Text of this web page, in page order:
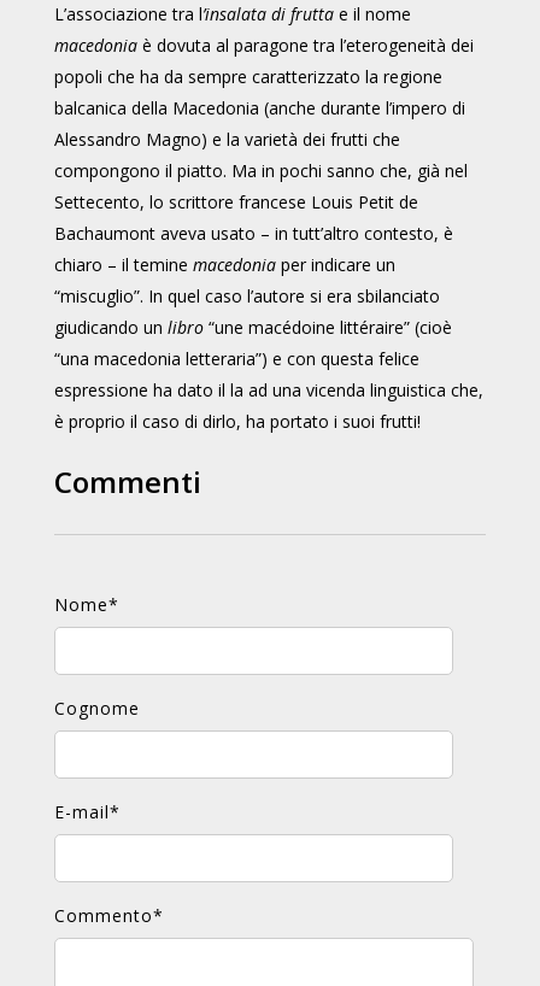
L’associazione tra l’insalata di fruttae il nome
macedoniaè dovuta al paragone tra l’eterogeneità dei
popoli che ha da sempre caratterizzato la regione
balcanica della Macedonia (anche durante l’impero di
Alessandro Magno) e la varietà dei frutti che
compongono il piatto. Ma in pochi sanno che, già nel
Settecento, lo scrittore francese Louis Petit de
Bachaumont aveva usato – in tutt’altro contesto, è
chiaro – il temine macedoniaper indicare un
“miscuglio”. In quel caso l’autore si era sbilanciato
giudicando un libro“une macédoine littéraire” (cioè
“una macedonia letteraria”) e con questa felice
espressione ha dato il la ad una vicenda linguistica che,
è proprio il caso di dirlo, ha portato i suoi frutti!
Commenti
Nome*
Cognome
E-mail*
Commento*